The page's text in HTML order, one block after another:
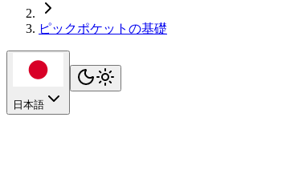
ピックポケットの基礎
日本語